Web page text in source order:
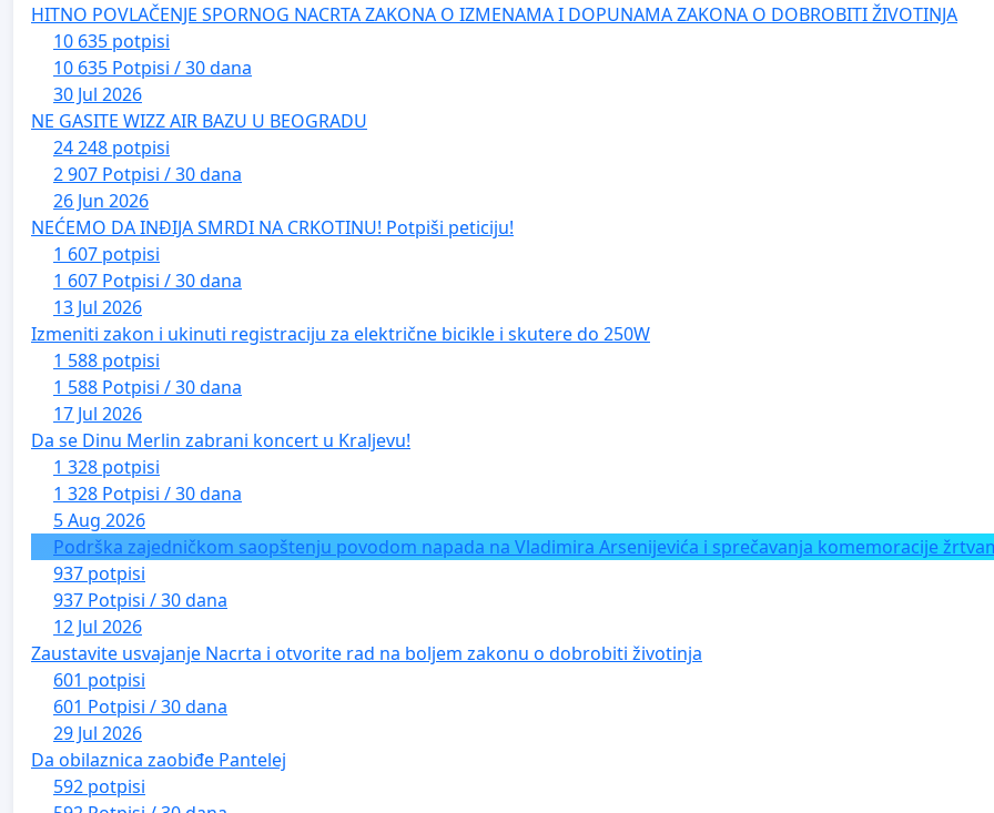
HITNO POVLAČENJE SPORNOG NACRTA ZAKONA O IZMENAMA I DOPUNAMA ZAKONA O DOBROBITI ŽIVOTINJA
10 635 potpisi
10 635 Potpisi / 30 dana
30 Jul 2026
NE GASITE WIZZ AIR BAZU U BEOGRADU
24 248 potpisi
2 907 Potpisi / 30 dana
26 Jun 2026
NEĆEMO DA INĐIJA SMRDI NA CRKOTINU! Potpiši peticiju!
1 607 potpisi
1 607 Potpisi / 30 dana
13 Jul 2026
Izmeniti zakon i ukinuti registraciju za električne bicikle i skutere do 250W
1 588 potpisi
1 588 Potpisi / 30 dana
17 Jul 2026
Da se Dinu Merlin zabrani koncert u Kraljevu!
1 328 potpisi
1 328 Potpisi / 30 dana
5 Aug 2026
Podrška zajedničkom saopštenju povodom napada na Vladimira Arsenijevića i sprečavanja komemoracije
937 potpisi
937 Potpisi / 30 dana
12 Jul 2026
Zaustavite usvajanje Nacrta i otvorite rad na boljem zakonu o dobrobiti životinja
601 potpisi
601 Potpisi / 30 dana
29 Jul 2026
Da obilaznica zaobiđe Pantelej
592 potpisi